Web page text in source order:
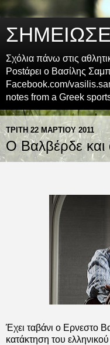
Σχόλια πάνω στις
Postάρει ο Βασίλης
Facebook.com/
notes from a Greek
ΤΡΊΤΗ 22 ΜΑΡΤΊΟΥ 2011
Ο Βαλβέρδε και
Έχει ταβάνι ο Ερνεστο
κατάκτηση του